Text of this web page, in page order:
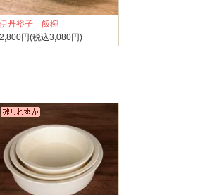
伊丹裕子 飯椀
2,800円(税込3,080円)